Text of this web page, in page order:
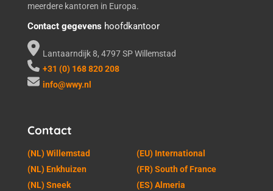
meerdere kantoren in Europa.
Contact gegevens hoofdkantoor
Lantaarndijk 8, 4797 SP Willemstad
+31 (0) 168 820 208
info@wwy.nl
Contact
(NL) Willemstad
(NL) Enkhuizen
(NL) Sneek
(EU) International
(FR) South of France
(ES) Almeria